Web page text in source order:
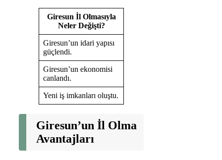
Giresun İl Olmasıyla
Neler Değişti?
Giresun’un idari yapısı
güçlendi.
Giresun’un ekonomisi
canlandı.
Yeni iş imkanları oluştu.
Giresun’un İl Olma
Avantajları